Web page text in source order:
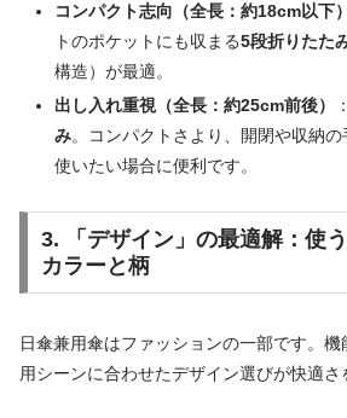
コンパクト志向（全長：約18cm以下）
トのポケットにも収まる5段折りたた
構造）が最適。
出し入れ重視（全長：約25cm前後）
み。コンパクトさより、開閉や収納の
使いたい場合に便利です。
3. 「デザイン」の最適解：使
カラーと柄
日傘兼用傘はファッションの一部です。
用シーンに合わせたデザイン選びが快適さ